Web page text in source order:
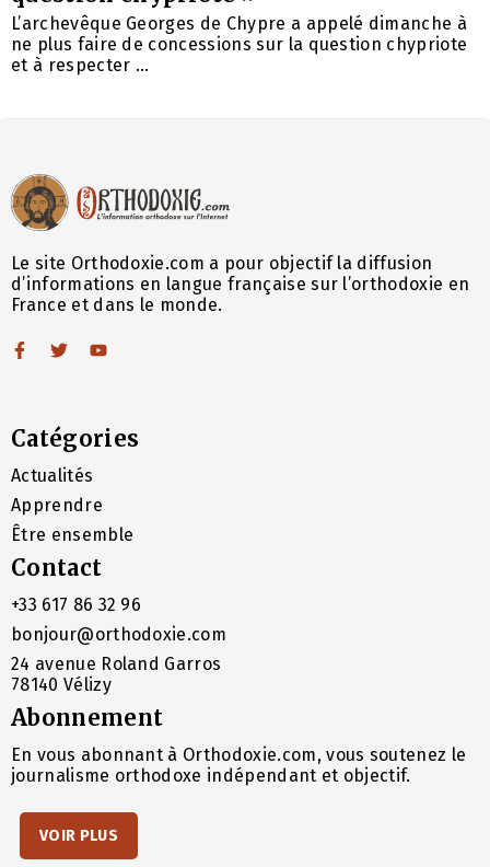
L’archevêque Georges de Chypre a appelé dimanche à
ne plus faire de concessions sur la question chypriote
et à respecter ...
Le site Orthodoxie.com a pour objectif la diffusion
d’informations en langue française sur l’orthodoxie en
France et dans le monde.
Catégories
Actualités
Apprendre
Être ensemble
Contact
+33 617 86 32 96
bonjour@orthodoxie.com
24 avenue Roland Garros
78140 Vélizy
Abonnement
En vous abonnant à Orthodoxie.com, vous soutenez le
journalisme orthodoxe indépendant et objectif.
VOIR PLUS